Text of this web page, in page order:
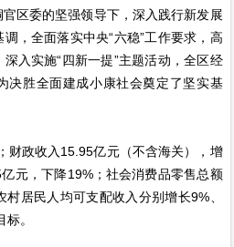
区委的坚强领导下，深入践行新发展
，全面落实中央“六稳”工作要求，高
入实施“四新一提”主题活动，全区经
决胜全面建成小康社会奠定了坚实基
财政收入15.95亿元（不含海关），增
元，下降19%；社会消费品零售总额
居民人均可支配收入分别增长9%、
。